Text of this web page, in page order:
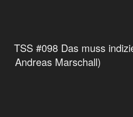
TSS #098 Das muss
Andreas Marschall)